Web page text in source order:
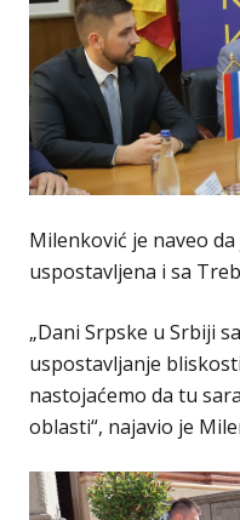
Milenković je naveo
uspostavljena i sa
„Dani Srpske u Srbiji
uspostavljanje
nastojaćemo da tu
oblasti“, najavio je